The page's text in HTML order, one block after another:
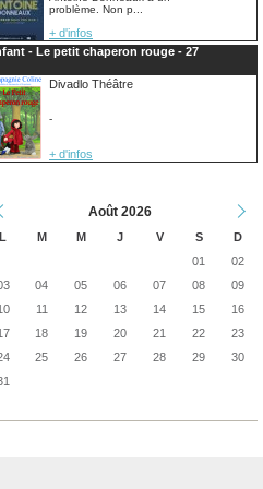
+ d'infos
problème. Non p...
+ d'infos
- Le petit chaperon rouge - 27
Divadlo Théâtre
-
Août 2026
L M M J V S
D
01
02
04 05 06 07 08
09
11 12 13 14 15
16
18 19 20 21 22
23
25 26 27 28 29
30